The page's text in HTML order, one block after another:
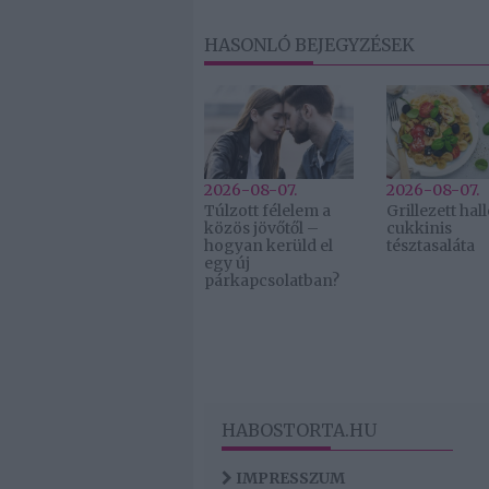
HASONLÓ BEJEGYZÉSEK
2026-08-07.
Túlzott félelem a
közös jövőtől –
hogyan kerüld el
egy új
párkapcsolatban?
2026-08-07.
Grillezett
cukkinis
tésztasaláta
HABOSTORTA.HU
IMPRESSZUM